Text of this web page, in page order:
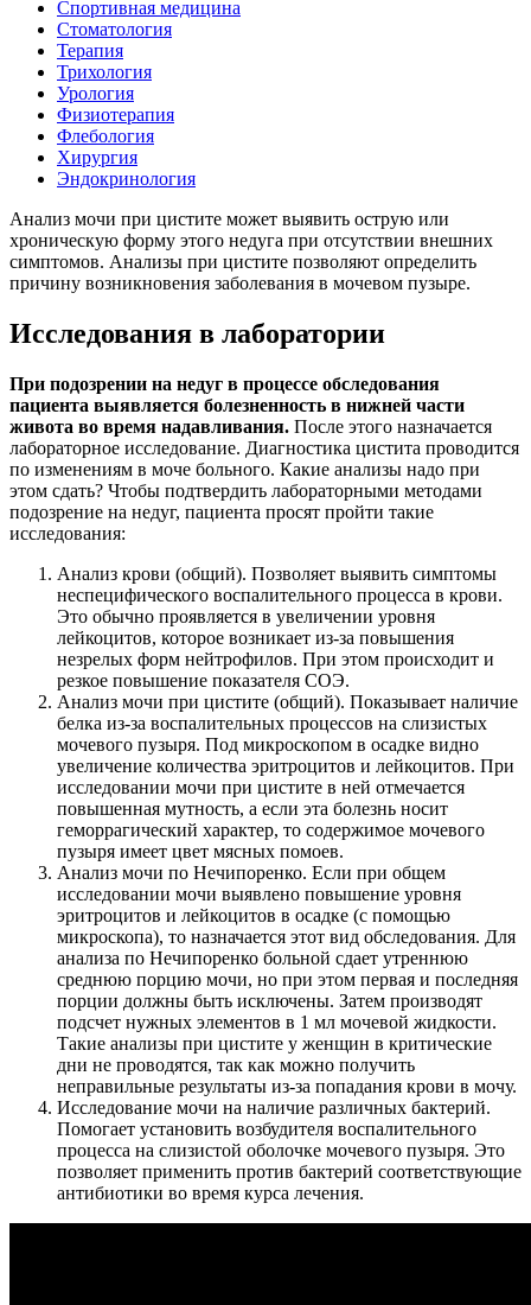
Спортивная медицина
Стоматология
Терапия
Трихология
Урология
Физиотерапия
Флебология
Хирургия
Эндокринология
Анализ мочи при цистите может выявить острую или
хроническую форму этого недуга при отсутствии внешних
симптомов. Анализы при цистите позволяют определить
причину возникновения заболевания в мочевом пузыре.
Исследования в лаборатории
При подозрении на недуг в процессе обследования
пациента выявляется болезненность в нижней части
живота во время надавливания. После этого назначается
лабораторное исследование. Диагностика цистита проводится
по изменениям в моче больного. Какие анализы надо при
этом сдать? Чтобы подтвердить лабораторными методами
подозрение на недуг, пациента просят пройти такие
исследования:
Анализ крови (общий). Позволяет выявить симптомы
неспецифического воспалительного процесса в крови.
Это обычно проявляется в увеличении уровня
лейкоцитов, которое возникает из-за повышения
незрелых форм нейтрофилов. При этом происходит и
резкое повышение показателя СОЭ.
Анализ мочи при цистите (общий). Показывает наличие
белка из-за воспалительных процессов на слизистых
мочевого пузыря. Под микроскопом в осадке видно
увеличение количества эритроцитов и лейкоцитов. При
исследовании мочи при цистите в ней отмечается
повышенная мутность, а если эта болезнь носит
геморрагический характер, то содержимое мочевого
пузыря имеет цвет мясных помоев.
Анализ мочи по Нечипоренко. Если при общем
исследовании мочи выявлено повышение уровня
эритроцитов и лейкоцитов в осадке (с помощью
микроскопа), то назначается этот вид обследования. Для
анализа по Нечипоренко больной сдает утреннюю
среднюю порцию мочи, но при этом первая и последняя
порции должны быть исключены. Затем производят
подсчет нужных элементов в 1 мл мочевой жидкости.
Такие анализы при цистите у женщин в критические
дни не проводятся, так как можно получить
неправильные результаты из-за попадания крови в мочу.
Исследование мочи на наличие различных бактерий.
Помогает установить возбудителя воспалительного
процесса на слизистой оболочке мочевого пузыря. Это
позволяет применить против бактерий соответствующие
антибиотики во время курса лечения.